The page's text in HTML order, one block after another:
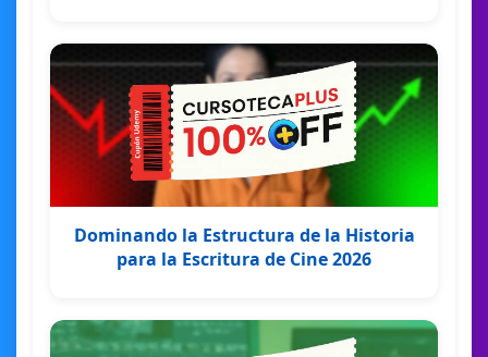
Dominando la Estructura de la Historia
para la Escritura de Cine 2026